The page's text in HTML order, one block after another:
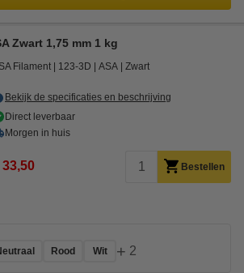
Zwart 1,75 mm 1 kg
Filament 123-3D ASA Zwart
Bekijk de specificaties en beschrijving
Direct leverbaar
Morgen in huis
33,50 Bestellen
Rood Wit + 2